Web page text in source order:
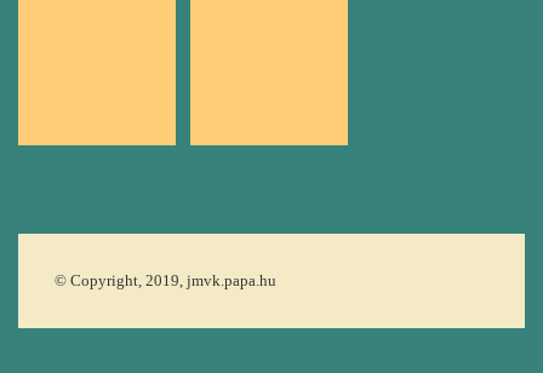
© Copyright, 2019, jmvk.papa.hu